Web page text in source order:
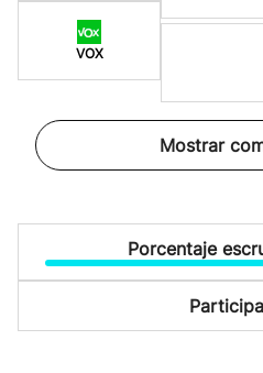
VOX
Mostrar
Porcentaje